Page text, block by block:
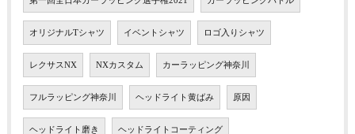
オリジナルTシャツ イベントシャツ ロゴ入りシャツ
レクサスNX NXカスタム カーラッピング神奈川
フルラッピング神奈川 ヘッドライト黄ばみ 原因
ヘッドライト磨き ヘッドライトコーティング